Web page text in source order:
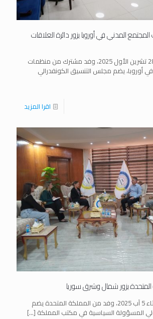
المدني في أوروبا يزور دائرة العلاقات
زار اليوم الثلاثاء، 28 تشرين الأول 2025، وفد مشترك من منظمات
أوروبا، يضم مجلس التنسيق الكونفدرالي
اقرا المزيد
يزور شمال وشرق سوريا
زار أول أمس الثلاثاء 5 آب 2025، وفد من المملكة المتحدة يضم
المسؤولة السياسية في مكتب المملكة […]